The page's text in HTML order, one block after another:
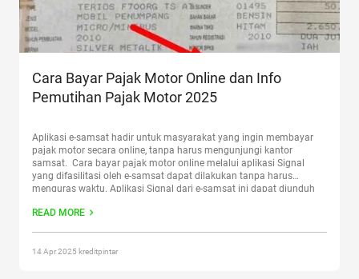
Cara Bayar Pajak Motor Online dan Info
Pemutihan Pajak Motor 2025
Aplikasi e-samsat hadir untuk masyarakat yang ingin membayar
pajak motor secara online, tanpa harus mengunjungi kantor
samsat. Cara bayar pajak motor online melalui aplikasi Signal
yang difasilitasi oleh e-samsat dapat dilakukan tanpa harus
menguras waktu. Aplikasi Signal dari e-samsat ini dapat diunduh
Apa saja syarat yang
READ MORE
14 Apr 2025 kreditpintar